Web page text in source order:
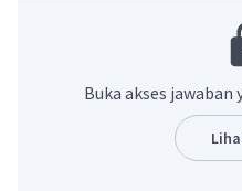
Level 28
16 November 2023 11:51
Buka akses